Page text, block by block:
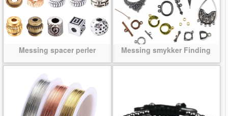
Messing spacer perler Messing smykker Finding